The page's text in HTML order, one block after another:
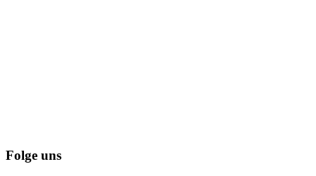
Folge uns